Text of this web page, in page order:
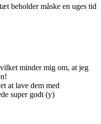
beholder måske en uges tid
minder mig om, at jeg
at lave dem med
super godt (y)